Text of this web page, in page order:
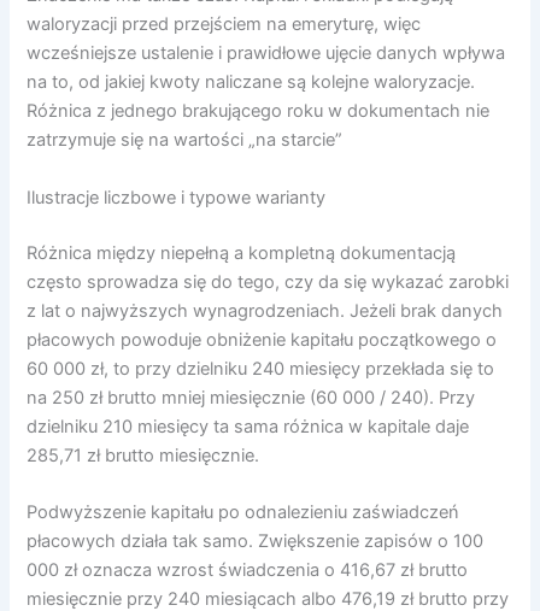
waloryzacji przed przejściem na emeryturę, więc
wcześniejsze ustalenie i prawidłowe ujęcie danych wpływa
na to, od jakiej kwoty naliczane są kolejne waloryzacje.
Różnica z jednego brakującego roku w dokumentach nie
zatrzymuje się na wartości „na starcie”
Ilustracje liczbowe i typowe warianty
Różnica między niepełną a kompletną dokumentacją
często sprowadza się do tego, czy da się wykazać zarobki
z lat o najwyższych wynagrodzeniach. Jeżeli brak danych
płacowych powoduje obniżenie kapitału początkowego o
60 000 zł, to przy dzielniku 240 miesięcy przekłada się to
na 250 zł brutto mniej miesięcznie (60 000 / 240). Przy
dzielniku 210 miesięcy ta sama różnica w kapitale daje
285,71 zł brutto miesięcznie.
Podwyższenie kapitału po odnalezieniu zaświadczeń
płacowych działa tak samo. Zwiększenie zapisów o 100
000 zł oznacza wzrost świadczenia o 416,67 zł brutto
miesięcznie przy 240 miesiącach albo 476,19 zł brutto przy